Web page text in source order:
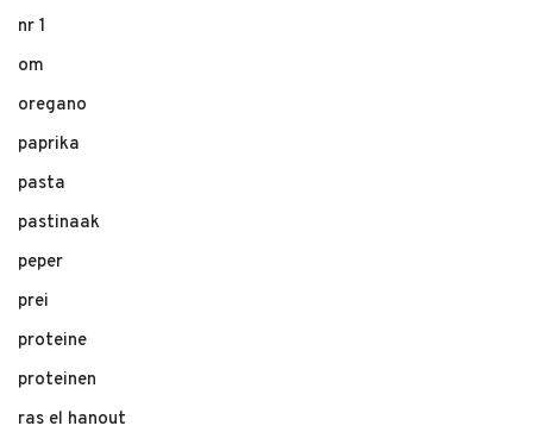
nr 1
om
oregano
paprika
pasta
pastinaak
peper
prei
proteine
proteinen
ras el hanout